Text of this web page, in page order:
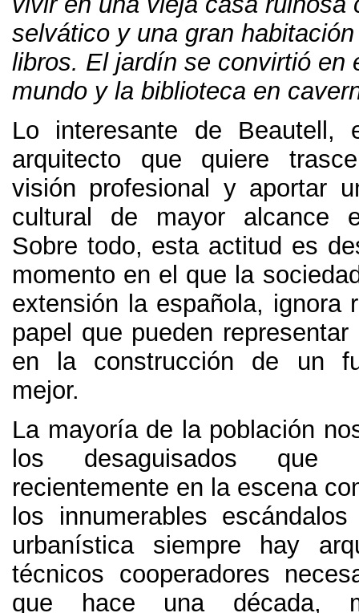
selvático y una gran
libros. El jardín se convirtió en
mundo y la biblioteca en
Lo interesante de Beautell ,
arquitecto que quiere
visión profesional y aportar
cultural de mayor alcance
Sobre todo, esta actitud es
momento en el que la
extensión la española, ignora
papel que pueden
en la construcción de un
mejor.
La mayoría de la población
los desaguisados que
recientemente en la escena
los innumerables
urbanística siempre hay
técnicos cooperadores
que hace una década,